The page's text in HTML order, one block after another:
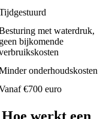
met waterdruk,
geen bijkomende
onderhoudskosten
€700 euro